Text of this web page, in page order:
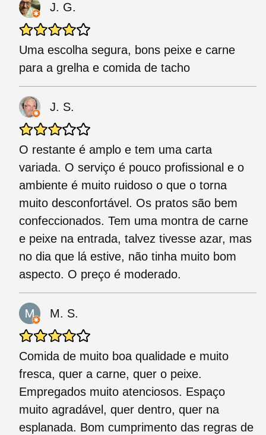
J. G.
Uma escolha segura, bons peixe e carne
para a grelha e comida de tacho
J. S.
O restante é amplo e tem uma carta
variada. O serviço é pouco profissional e o
ambiente é muito ruidoso o que o torna
muito desconfortável. Os pratos são bem
confeccionados. Tem uma montra de carne
e peixe na entrada, talvez tivesse azar, mas
no dia que lá estive, não tinha muito bom
aspecto. O preço é moderado.
M. S.
Comida de muito boa qualidade e muito
fresca, quer a carne, quer o peixe.
Empregados muito atenciosos. Espaço
muito agradável, quer dentro, quer na
esplanada. Bom cumprimento das regras de